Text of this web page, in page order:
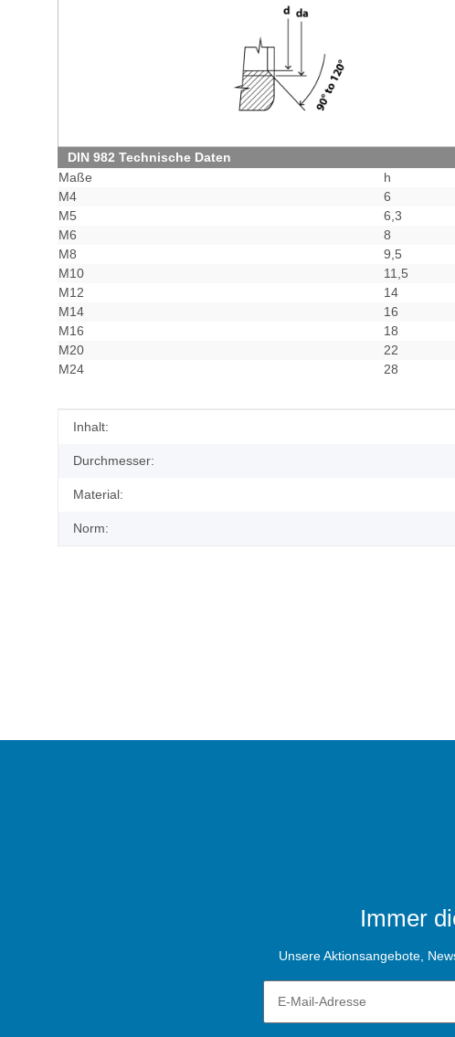
DIN 982 Technische Daten
Maße
h
M4
6
M5
6,3
M6
8
M8
9,5
M10
11,5
M12
14
M14
16
M16
18
M20
22
M24
28
Produkteigenschaft
Wert
Inhalt:
Durchmesser:
Material:
Norm:
Immer
Unsere Aktionsangebote,